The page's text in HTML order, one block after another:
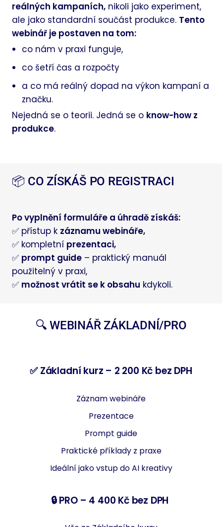
reálných kampaních, nikoli jako experiment,
ale jako standardní součást produkce. Tento
webinář je postaven na tom:
co nám v praxi funguje,
co šetří čas a rozpočty
a co má reálný dopad na výkon kampaní a
značku.
Nejedná se o teorii. Jedná se o know-how z
produkce.
📦 CO ZÍSKÁŠ PO REGISTRACI
Po vyplnění formuláře a úhradě získáš:
✅ přístup k záznamu webináře,
✅ kompletní prezentaci,
✅ prompt guide – praktický manuál
použitelný v praxi,
✅ možnost vrátit se k obsahu kdykoli.
🔍 WEBINÁŘ ZÁKLADNÍ/PRO
✅ Základní kurz – 2 200 Kč bez DPH
Záznam webináře
Prezentace
Prompt guide
Praktické příklady z praxe
Ideální jako vstup do AI kreativy
🔒 PRO – 4 400 Kč bez DPH